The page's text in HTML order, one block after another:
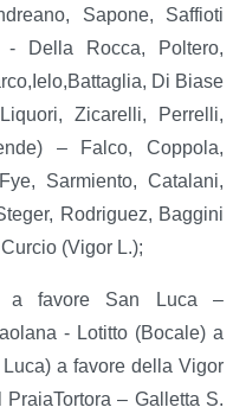
Sapone, Saffioti
- Della Rocca, Poltero,
Di Biase
Zicarelli, Perrelli,
– Falco, Coppola,
Sarmiento, Catalani,
Rodriguez, Baggini
(Vigor L.);
a favore San Luca –
- Lotitto (Bocale) a
a favore della Vigor
– Galletta S.